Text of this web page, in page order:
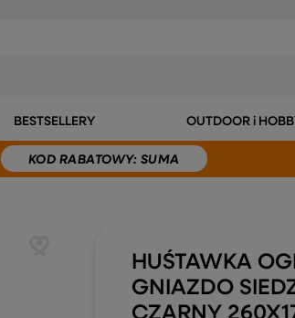
BESTSELLERY OUTDOOR i
KOD RABATOWY: SUMA
HUŚTAWKA
GNIAZDO
CZARNY